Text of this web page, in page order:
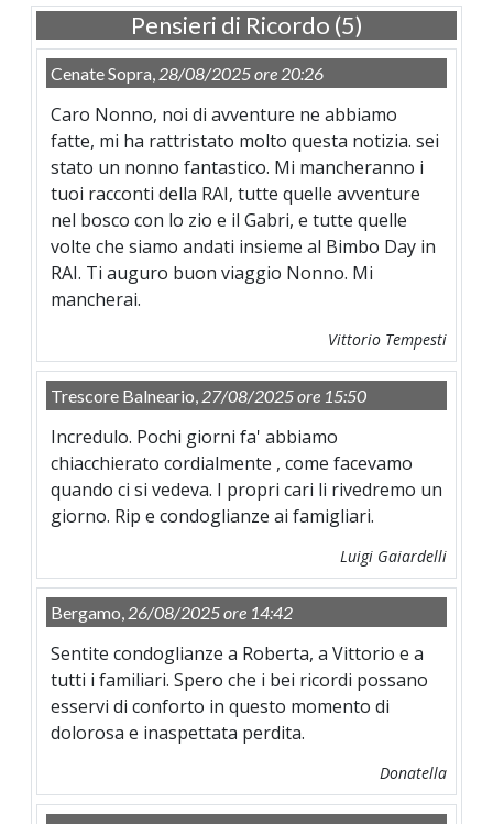
Pensieri di Ricordo (5)
Cenate Sopra, 28/08/2025 ore 20:26
Caro Nonno, noi di avventure ne abbiamo
fatte, mi ha rattristato molto questa notizia. sei
stato un nonno fantastico. Mi mancheranno i
tuoi racconti della RAI, tutte quelle avventure
nel bosco con lo zio e il Gabri, e tutte quelle
volte che siamo andati insieme al Bimbo Day in
RAI. Ti auguro buon viaggio Nonno. Mi
mancherai.
Vittorio Tempesti
Trescore Balneario, 27/08/2025 ore 15:50
Incredulo. Pochi giorni fa' abbiamo
chiacchierato cordialmente , come facevamo
quando ci si vedeva. I propri cari li rivedremo un
giorno. Rip e condoglianze ai famigliari.
Luigi Gaiardelli
Bergamo, 26/08/2025 ore 14:42
Sentite condoglianze a Roberta, a Vittorio e a
tutti i familiari. Spero che i bei ricordi possano
esservi di conforto in questo momento di
dolorosa e inaspettata perdita.
Donatella